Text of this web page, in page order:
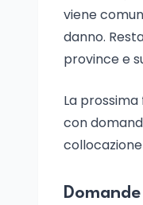
viene
danno.
province e
La
con